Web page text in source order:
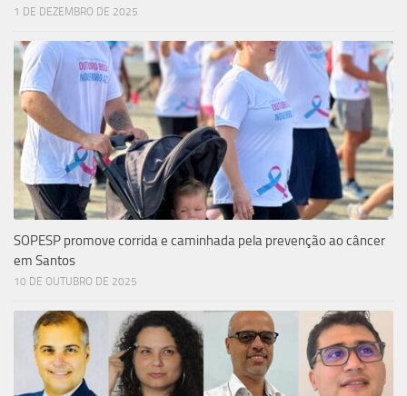
1 DE DEZEMBRO DE 2025
SOPESP promove corrida e caminhada pela prevenção ao câncer
em Santos
10 DE OUTUBRO DE 2025